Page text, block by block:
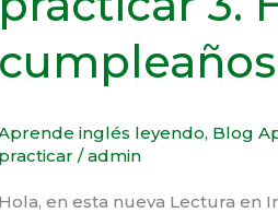
inglés leyendo, Blog
practicar /admin
Hola, en esta nueva Lectura en